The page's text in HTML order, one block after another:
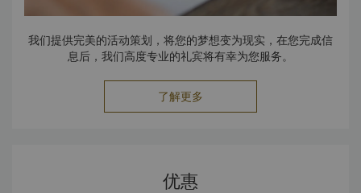
我们提供完美的活动策划，将您的梦想变为现实，在您完成信
息后，我们高度专业的礼宾将有幸为您服务。
了解更多
优惠